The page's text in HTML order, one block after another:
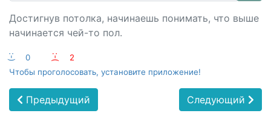
Достигнув потолка, начинаешь понимать, что выше
начинается чей-то пол.
:-) 0 :-(
2
Чтобы проголосовать, установите приложение!
Предыдущий Следующий